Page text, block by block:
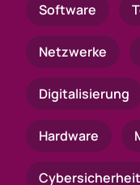
Software
Netzwerke
Digitalisierung
Hardware
Cybersicherheit